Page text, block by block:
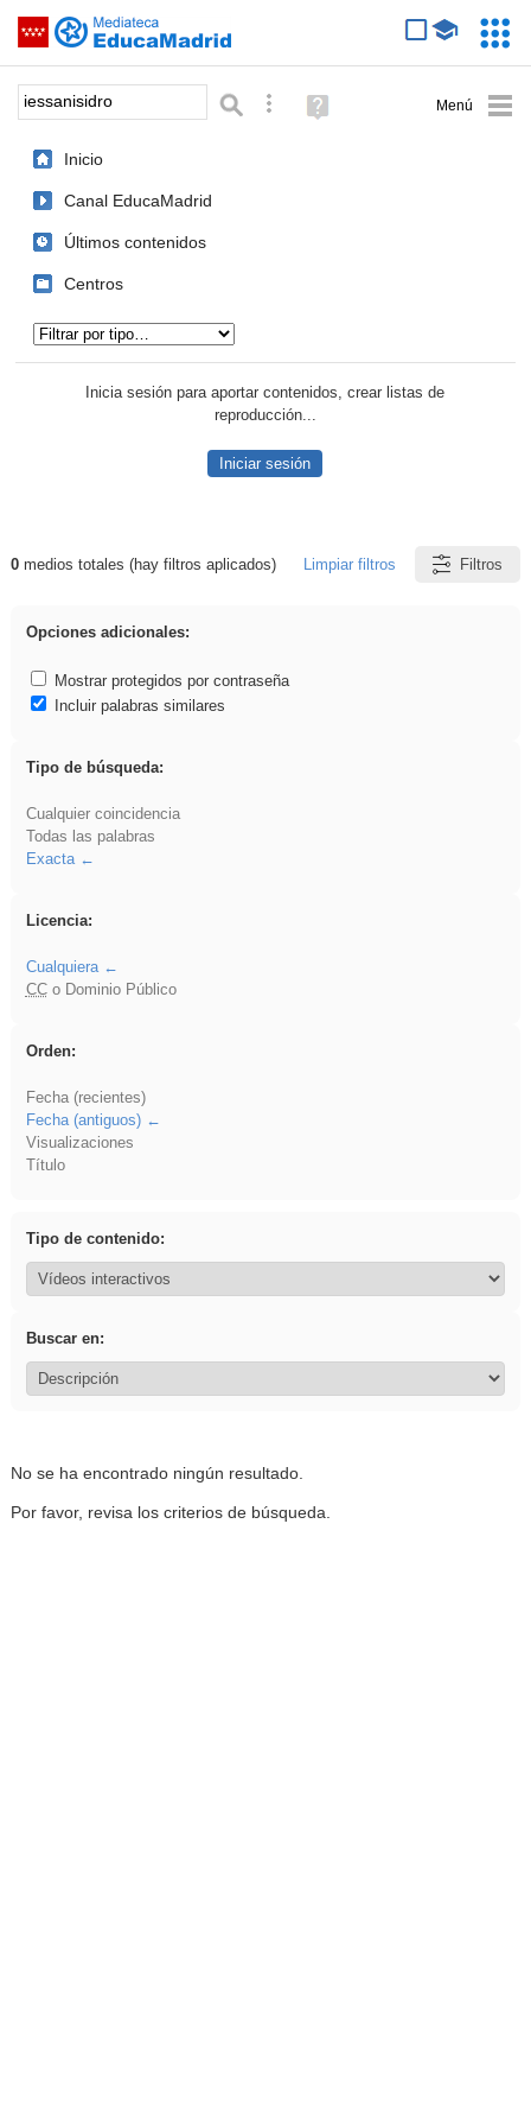
Saltar navegación
Palabra o frase: Búsqueda avanzada
Ayuda
(en
Inicio
Canal EducaMadrid
Últimos contenidos
Centros
Inicia sesión para aportar contenidos, crear listas de
reproducción...
Iniciar sesión
Resultados de: iessanisidro
0medios totales (hay filtros aplicados) Limpiar filtros Filtros
Opciones adicionales:
Mostrar protegidos por contraseña
Incluir palabras similares
Tipo de búsqueda:
Cualquier coincidencia
Todas las palabras
Exacta
Licencia:
Cualquiera
CCo Dominio Público
Orden:
Fecha (recientes)
Fecha (antiguos)
Visualizaciones
Título
Tipo de contenido:
Buscar en:
No se ha encontrado ningún resultado.
Por favor, revisa los criterios de búsqueda.